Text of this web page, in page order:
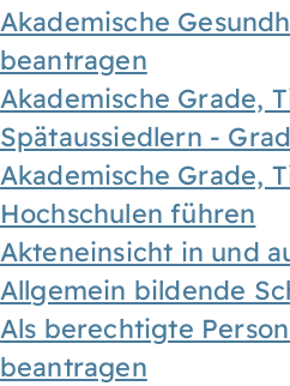
Akademische
beantragen
Akademische Grade,
Spätaussiedlern -
Akademische Grade,
Hochschulen führen
Akteneinsicht in und
Allgemein bildende
Als berechtigte
beantragen